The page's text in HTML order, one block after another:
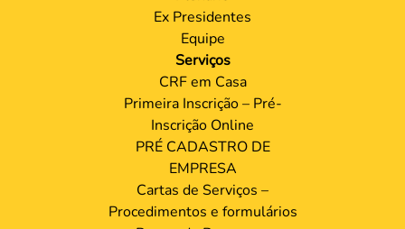
Ex Presidentes
Equipe
Serviços
CRF em Casa
Primeira Inscrição – Pré-
Inscrição Online
PRÉ CADASTRO DE
EMPRESA
Cartas de Serviços –
Procedimentos e formulários